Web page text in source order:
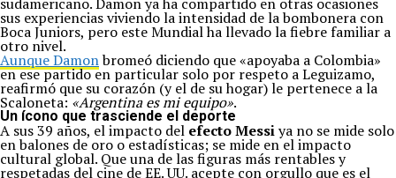
sus experiencias viviendo la intensidad de la bombonera con
Boca Juniors, pero este Mundial ha llevado la fiebre familiar a
otro nivel.
Aunque Damonbromeó diciendo que «apoyaba a Colombia»
en ese partido en particular solo por respeto a Leguizamo,
reafirmó que su corazón (y el de su hogar) le pertenece a la
Scaloneta: «Argentina es mi equipo».
Un ícono que trasciende el deporte
A sus 39 años, el impacto del efecto Messiya no se mide solo
en balones de oro o estadísticas; se mide en el impacto
cultural global. Que una de las figuras más rentables y
respetadas del cine de EE. UU. acepte con orgullo que es el